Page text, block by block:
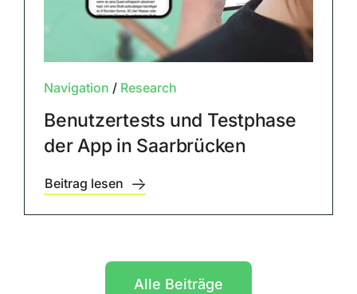
Navigation / Research
Benutzertests und Testphase
der App in Saarbrücken
Beitrag lesen
Alle Beiträge